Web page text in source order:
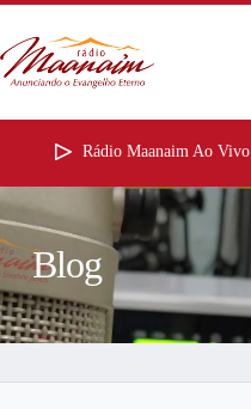
Rádio Maanaim Ao Vivo
Blog